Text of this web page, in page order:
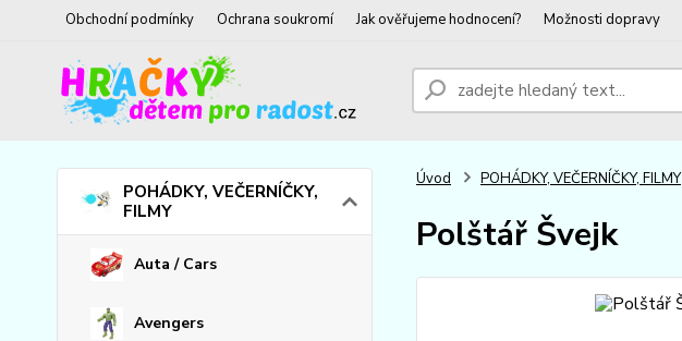
Obchodní podmínky Ochrana soukromí Jak ověřujeme hodnocení? Možnosti dopravy
POHÁDKY, VEČERNÍČKY,
FILMY
Auta / Cars
Avengers
Úvod POHÁDKY, VEČERNÍČKY, FILMY
Polštář Švejk